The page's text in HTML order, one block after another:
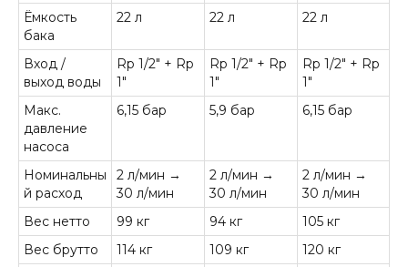
Ёмкость
бака
22 л 22 л 22 л
Вход /
выход воды
Rp 1/2" + Rp
1"
Rp 1/2" + Rp
1"
Rp 1/2" + Rp
1"
Макс.
давление
насоса
6,15 бар 5,9 бар 6,15 бар
Номинальны
й расход
2 л/мин →
30 л/мин
2 л/мин →
30 л/мин
2 л/мин →
30 л/мин
Вес нетто
99 кг 94 кг
105 кг
Вес брутто
114 кг 109 кг
120 кг